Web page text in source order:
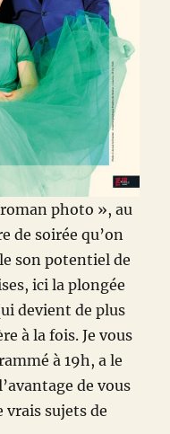
photo », au
de soirée qu’on
son potentiel de
ici la plongée
devient de plus
à la fois. Je vous
à 19h, a le
de vous
vrais sujets de